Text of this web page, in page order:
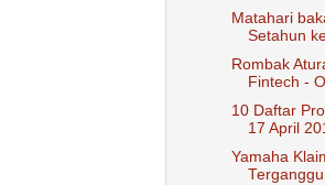
Matahari
Setahun
Rombak
Fintech -
10 Daftar
17 April
Yamaha